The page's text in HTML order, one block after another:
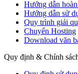
Hướng dẫn
Hướng dẫn sử
Quy trình giải
Chuyển Hosting
Download văn
Quy định & Chính